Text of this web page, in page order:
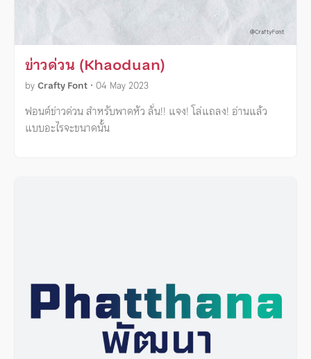
ข่าวด่วน (Khaoduan)
by Crafty Font • 04 May 2023
ฟอนต์ข่าวด่วน สำหรับพาดหัว ลั่น!! แจง! โล่แถลง! อ่านแล้ว
แบบอะไรจะขนาดนั้น